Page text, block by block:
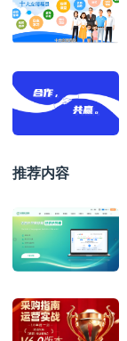
推荐内容